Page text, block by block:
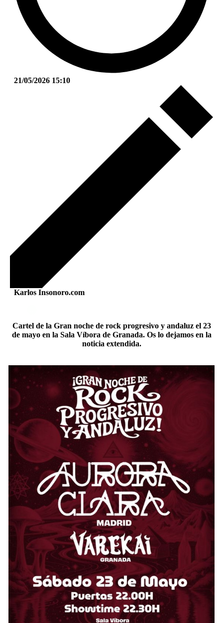
21/05/2026 15:10
Karlos Insonoro.com
Cartel de la Gran noche de rock progresivo y andaluz el 23
de mayo en la Sala Víbora de Granada. Os lo dejamos en la
noticia extendida.